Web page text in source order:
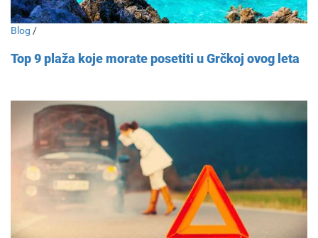
Blog /
Top 9 plaža koje morate posetiti u Grčkoj ovog leta